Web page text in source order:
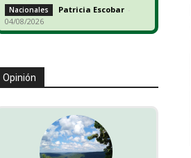
Nacionales Patricia Escobar -
04/08/2026
Opinión